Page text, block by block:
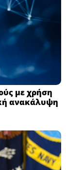
με χρήση
ανακάλυψη